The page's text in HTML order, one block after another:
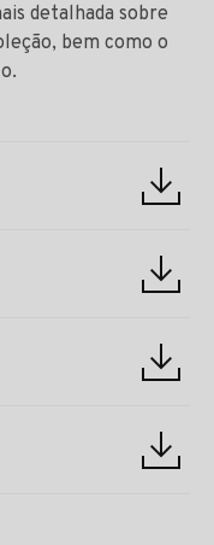
detalhada sobre
bem como o